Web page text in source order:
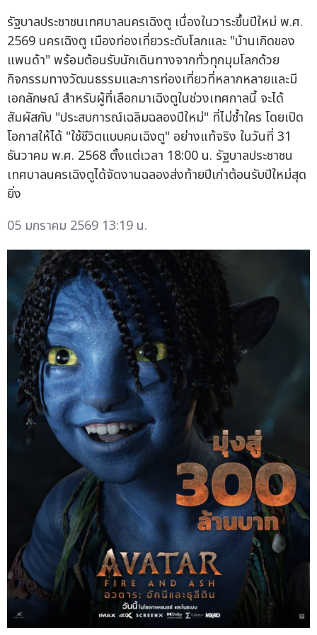
รัฐบาลประชาชนเทศบาลนครเฉิงตู เนื่องในวาระขึ้นปีใหม่ พ.ศ.
2569 นครเฉิงตู เมืองท่องเที่ยวระดับโลกและ "บ้านเกิดของ
แพนด้า" พร้อมต้อนรับนักเดินทางจากทั่วทุกมุมโลกด้วย
กิจกรรมทางวัฒนธรรมและการท่องเที่ยวที่หลากหลายและมี
เอกลักษณ์ สำหรับผู้ที่เลือกมาเฉิงตูในช่วงเทศกาลนี้ จะได้
สัมผัสกับ "ประสบการณ์เฉลิมฉลองปีใหม่" ที่ไม่ซ้ำใคร โดยเปิด
โอกาสให้ได้ "ใช้ชีวิตแบบคนเฉิงตู" อย่างแท้จริง ในวันที่ 31
ธันวาคม พ.ศ. 2568 ตั้งแต่เวลา 18:00 น. รัฐบาลประชาชน
เทศบาลนครเฉิงตูได้จัดงานฉลองส่งท้ายปีเก่าต้อนรับปีใหม่สุด
ยิ่ง
05 มกราคม 2569 13:19 น.